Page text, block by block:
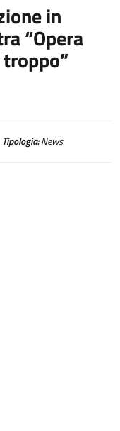
in
“Opera
Tipologia:News